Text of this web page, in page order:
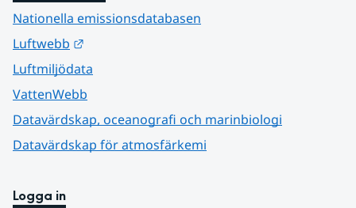
Nationella emissionsdatabasen
Luftwebb
Luftmiljödata
VattenWebb
Datavärdskap, oceanografi och marinbiologi
Datavärdskap för atmosfärkemi
Logga in